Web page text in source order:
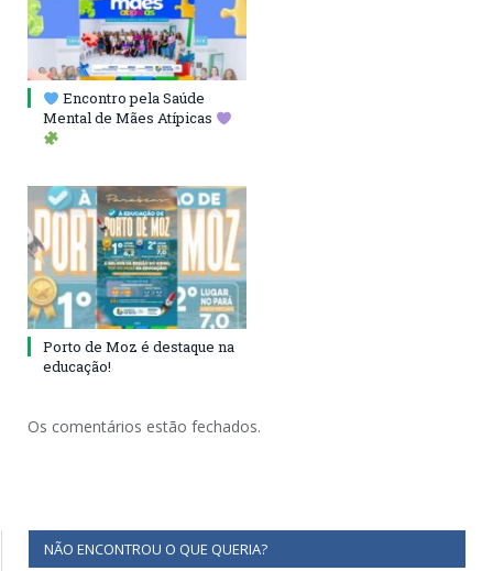
Encontro pela Saúde
Mental de Mães Atípicas
Porto de Moz é destaque na
educação!
Os comentários estão fechados.
NÃO ENCONTROU O QUE QUERIA?